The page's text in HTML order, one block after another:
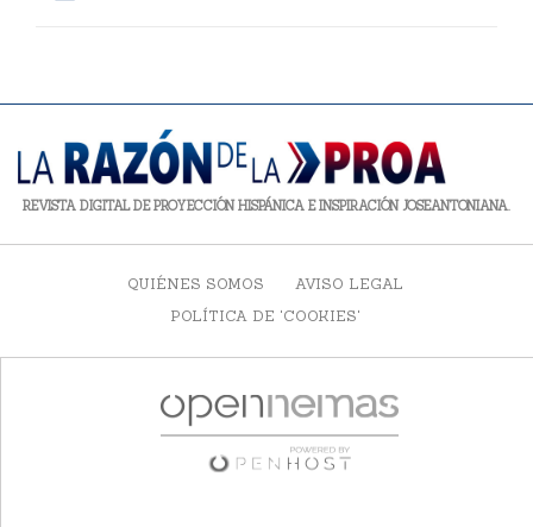
REVISTA DIGITAL DE PROYECCIÓN HISPÁNICA E INSPIRACIÓN JOSEANTONIANA.
QUIÉNES SOMOS
AVISO LEGAL
POLÍTICA DE 'COOKIES'